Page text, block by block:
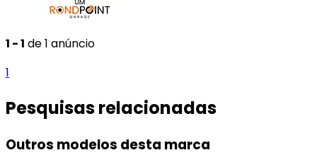
1 - 1 de 1 anúncio
1
Pesquisas relacionadas
Outros modelos desta marca